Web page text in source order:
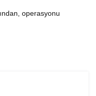
operasyonu